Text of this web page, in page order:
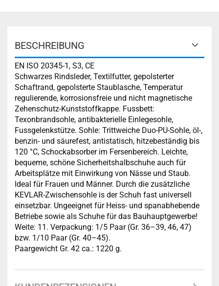
BESCHREIBUNG
EN ISO 20345-1, S3, CE
Schwarzes Rindsleder, Textilfutter, gepolsterter
Schaftrand, gepolsterte Staublasche, Temperatur
regulierende, korrosionsfreie und nicht magnetische
Zehenschutz-Kunststoffkappe. Fussbett:
Texonbrandsohle, antibakterielle Einlegesohle,
Fussgelenkstütze. Sohle: Trittweiche Duo-PU-Sohle, öl-,
benzin- und säurefest, antistatisch, hitzebeständig bis
120 °C, Schockabsorber im Fersenbereich. Leichte,
bequeme, schöne Sicherheitshalbschuhe auch für
Arbeitsplätze mit Einwirkung von Nässe und Staub.
Ideal für Frauen und Männer. Durch die zusätzliche
KEVLAR-Zwischensohle is der Schuh fast universell
einsetzbar. Ungeeignet für Heiss- und spanabhebende
Betriebe sowie als Schuhe für das Bauhauptgewerbe!
Weite: 11. Verpackung: 1/5 Paar (Gr. 36–39, 46, 47)
bzw. 1/10 Paar (Gr. 40–45).
Paargewicht Gr. 42 ca.: 1220 g.